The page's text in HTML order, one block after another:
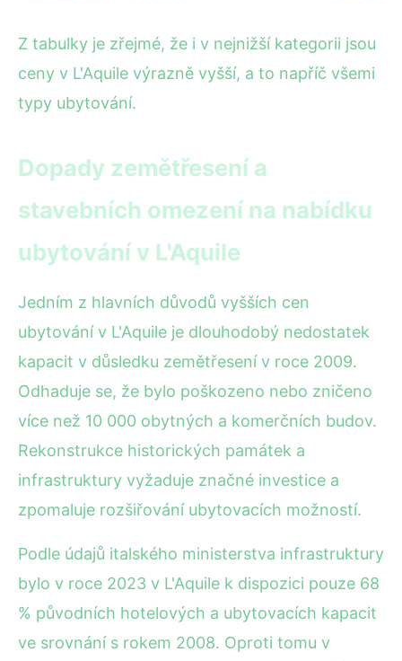
Z tabulky je zřejmé, že i v nejnižší kategorii jsou
ceny v L'Aquile výrazně vyšší, a to napříč všemi
typy ubytování.
Dopady zemětřesení a
stavebních omezení na nabídku
ubytování v L'Aquile
Jedním z hlavních důvodů vyšších cen
ubytování v L'Aquile je dlouhodobý nedostatek
kapacit v důsledku zemětřesení v roce 2009.
Odhaduje se, že bylo poškozeno nebo zničeno
více než 10 000 obytných a komerčních budov.
Rekonstrukce historických památek a
infrastruktury vyžaduje značné investice a
zpomaluje rozšiřování ubytovacích možností.
Podle údajů italského ministerstva infrastruktury
bylo v roce 2023 v L'Aquile k dispozici pouze 68
% původních hotelových a ubytovacích kapacit
ve srovnání s rokem 2008. Oproti tomu v